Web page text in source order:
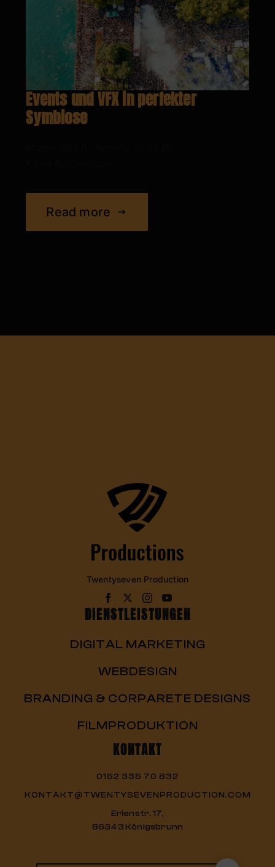
Events und VFX in perfekter
Symbiose
Read more
Twentyseven Production
DIENSTLEISTUNGEN
DIGITAL MARKETING
WEBDESIGN
BRANDING & CORPARETE DESIGNS
FILMPRODUKTION
KONTAKT
0152 335 70 832
KONTAKT@TWENTYSEVENPRODUCTION.COM
Erlenstr. 17,
86343 Königsbrunn